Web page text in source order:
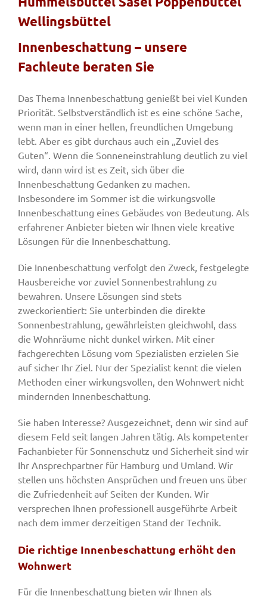
Smart Home
Team
Jobs
Kontakt
Wellingsbüttel
Innenbeschattung – unsere
Fachleute beraten Sie
Das Thema Innenbeschattung genießt bei viel Kunden
Priorität. Selbstverständlich ist es eine schöne Sache,
wenn man in einer hellen, freundlichen Umgebung
lebt. Aber es gibt durchaus auch ein „Zuviel des
Guten“. Wenn die Sonneneinstrahlung deutlich zu viel
wird, dann wird ist es Zeit, sich über die
Innenbeschattung Gedanken zu machen.
Insbesondere im Sommer ist die wirkungsvolle
Innenbeschattung eines Gebäudes von Bedeutung. Als
erfahrener Anbieter bieten wir Ihnen viele kreative
Lösungen für die Innenbeschattung.
Die Innenbeschattung verfolgt den Zweck, festgelegte
Hausbereiche vor zuviel Sonnenbestrahlung zu
bewahren. Unsere Lösungen sind stets
zweckorientiert: Sie unterbinden die direkte
Sonnenbestrahlung, gewährleisten gleichwohl, dass
die Wohnräume nicht dunkel wirken. Mit einer
fachgerechten Lösung vom Spezialisten erzielen Sie
auf sicher Ihr Ziel. Nur der Spezialist kennt die vielen
Methoden einer wirkungsvollen, den Wohnwert nicht
mindernden Innenbeschattung.
Sie haben Interesse? Ausgezeichnet, denn wir sind auf
diesem Feld seit langen Jahren tätig. Als kompetenter
Fachanbieter für Sonnenschutz und Sicherheit sind wir
Ihr Ansprechpartner für Hamburg und Umland. Wir
stellen uns höchsten Ansprüchen und freuen uns über
die Zufriedenheit auf Seiten der Kunden. Wir
versprechen Ihnen professionell ausgeführte Arbeit
nach dem immer derzeitigen Stand der Technik.
Die richtige Innenbeschattung erhöht den
Wohnwert
Für die Innenbeschattung bieten wir Ihnen als